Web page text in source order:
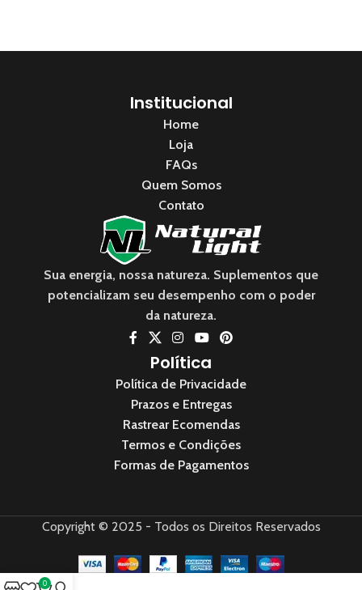
Institucional
Home
Loja
FAQs
Quem Somos
Contato
Sua energia, nossa natureza. Suplementos que
potencializam seu desempenho com o poder
da natureza.
Política
Política de Privacidade
Prazos e Entregas
Rastrear Ecomendas
Termos e Condições
Formas de Pagamentos
Copyright © 2025 - Todos os Direitos Reservados
0